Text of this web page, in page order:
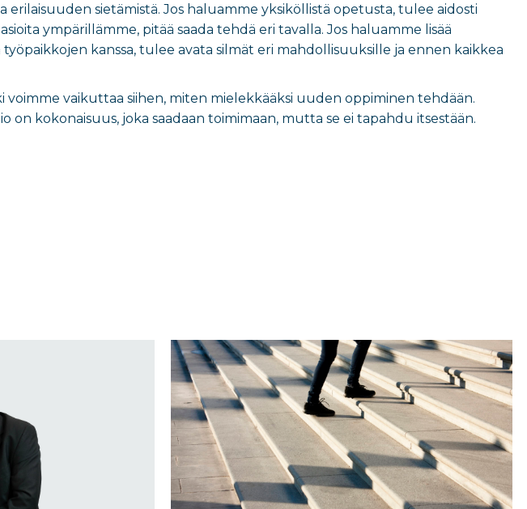
sietämistä. Jos haluamme yksiköllistä opetusta, tulee aidosti
ympärillämme, pitää saada tehdä eri tavalla. Jos haluamme lisää
kanssa, tulee avata silmät eri mahdollisuuksille ja ennen kaikkea
voimme vaikuttaa siihen, miten mielekkääksi uuden oppiminen tehdään.
on kokonaisuus, joka saadaan toimimaan, mutta se ei tapahdu itsestään.